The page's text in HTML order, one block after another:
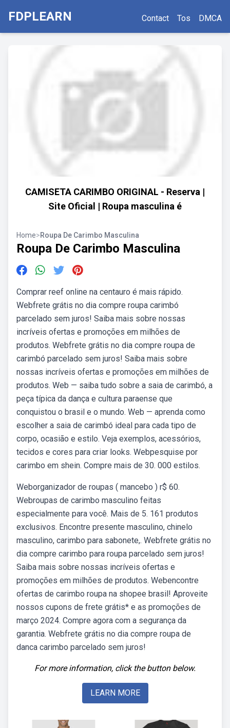
FDPLEARN Contact Tos DMCA
CAMISETA CARIMBO ORIGINAL - Reserva |
Site Oficial | Roupa masculina é
Home>Roupa De Carimbo Masculina
Roupa De Carimbo Masculina
Comprar reef online na centauro é mais rápido.
Webfrete grátis no dia compre roupa carimbó
parcelado sem juros! Saiba mais sobre nossas
incríveis ofertas e promoções em milhões de
produtos. Webfrete grátis no dia compre roupa de
carimbó parcelado sem juros! Saiba mais sobre
nossas incríveis ofertas e promoções em milhões de
produtos. Web — saiba tudo sobre a saia de carimbó, a
peça típica da dança e cultura paraense que
conquistou o brasil e o mundo. Web — aprenda como
escolher a saia de carimbó ideal para cada tipo de
corpo, ocasião e estilo. Veja exemplos, acessórios,
tecidos e cores para criar looks. Webpesquise por
carimbo em shein. Compre mais de 30. 000 estilos.
Weborganizador de roupas ( mancebo ) r$ 60.
Webroupas de carimbo masculino feitas
especialmente para você. Mais de 5. 161 produtos
exclusivos. Encontre presente masculino, chinelo
masculino, carimbo para sabonete,. Webfrete grátis no
dia compre carimbo para roupa parcelado sem juros!
Saiba mais sobre nossas incríveis ofertas e
promoções em milhões de produtos. Webencontre
ofertas de carimbo roupa na shopee brasil! Aproveite
nossos cupons de frete grátis* e as promoções de
março 2024. Compre agora com a segurança da
garantia. Webfrete grátis no dia compre roupa de
danca carimbo parcelado sem juros!
For more information, click the button below.
LEARN MORE